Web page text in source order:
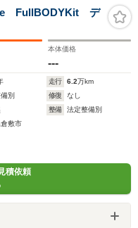
FullBODYKit デ
本体価格
---
走行 6.2万km
別 修復
なし
整備
法定整備別
敷市
積依頼